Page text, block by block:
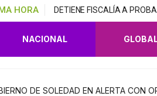
HORA DETIENE FISCALÍA A
NACIONAL
DE SOLEDAD EN ALERTA CON